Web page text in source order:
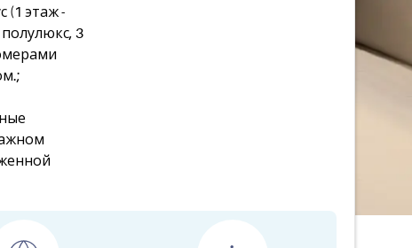
(1 этаж -
3